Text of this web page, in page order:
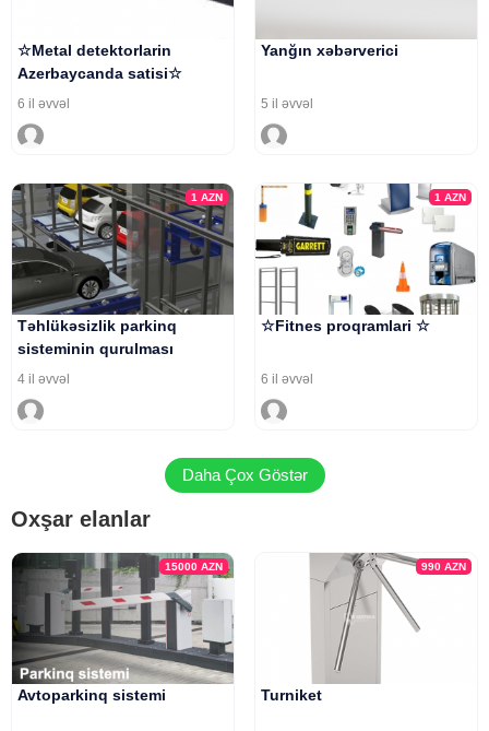
☆Metal detektorlarin
Azerbaycanda satisi☆
6 il əvvəl
Yanğın xəbərverici
5 il əvvəl
1AZN
Təhlükəsizlik parkinq
sisteminin qurulması
4 il əvvəl
1 AZN
☆Fitnes proqramlari ☆
6 il əvvəl
Daha Çox Göstər
Oxşar elanlar
15000AZN
Avtoparkinq sistemi
990 AZN
Turniket